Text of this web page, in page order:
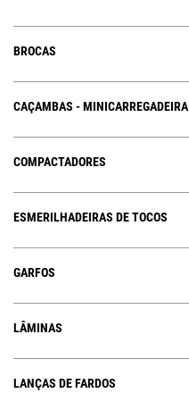
BROCAS
CAÇAMBAS - MINICARREGADEIRA
COMPACTADORES
ESMERILHADEIRAS DE TOCOS
GARFOS
LÂMINAS
LANÇAS DE FARDOS